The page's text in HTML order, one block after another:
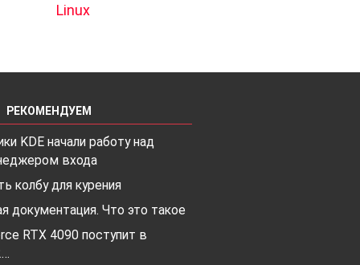
Linux
РЕКОМЕНДУЕМ
KDE начали работу над
входа
колбу для курения
документация. Что это такое
RTX 4090 поступит в